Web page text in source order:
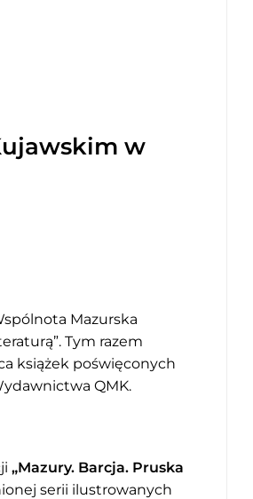
w
Mazurska
Tym razem
książek poświęconych
QMK.
„Mazury. Barcja. Pruska
serii ilustrowanych